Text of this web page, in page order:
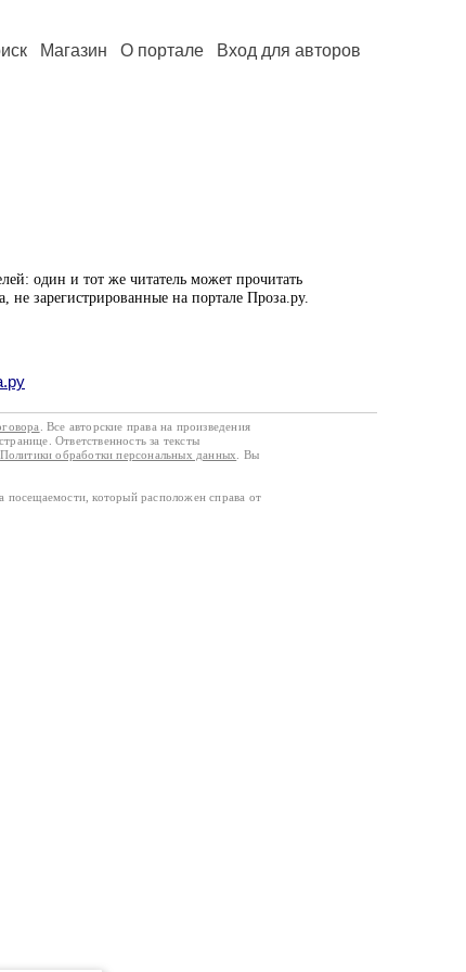
Магазин О портале Вход для авторов
один и тот же читатель может прочитать
не зарегистрированные на портале Проза.ру.
. Все авторские права на произведения
Ответственность за тексты
Политики обработки персональных данных
. Вы
посещаемости, который расположен справа от